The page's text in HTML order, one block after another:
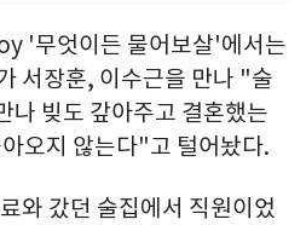
'무엇이든 물어보살'에서는
서장훈, 이수근을 만나 "술
나 빚도 갚아주고 결혼했는
오지 않는다"고 털어놨다.
와 갔던 술집에서 직원이었